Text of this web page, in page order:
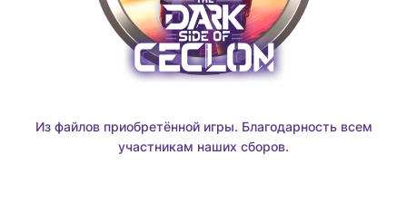
Из файлов приобретённой игры. Благодарность всем
участникам наших сборов.